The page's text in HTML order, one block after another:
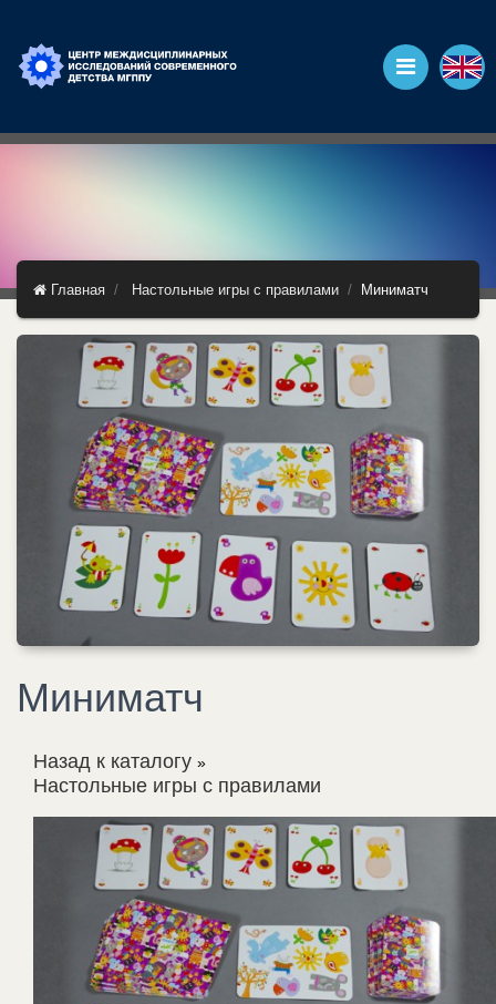
Главная Настольные игры с правилами Миниматч
Миниматч
Назад к каталогу
Настольные игры с правилами